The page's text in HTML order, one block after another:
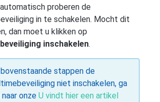
proberen de
in te schakelen. Mocht dit
dan moet u klikken op
inschakelen.
stappen de
niet inschakelen, ga
naar onze U vindt hier een artikel